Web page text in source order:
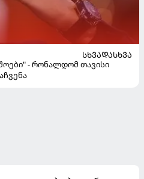
ᲡᲮᲕᲐᲓᲐᲡᲮᲕᲐ
- რონალდომ თავისი